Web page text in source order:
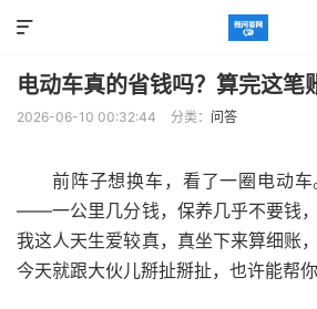

电动车真的省钱吗？算完这笔
2026-06-10 00:32:44 分类： 问答
前阵子想换车，看了一圈电动
——一公里几分钱，保养几乎不要钱
我这人天生爱较真，真坐下来算细账
今天就跟大伙儿掰扯掰扯，也许能帮